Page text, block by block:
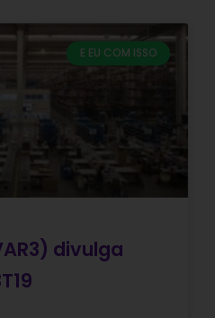
E EU COM ISSO
divulga